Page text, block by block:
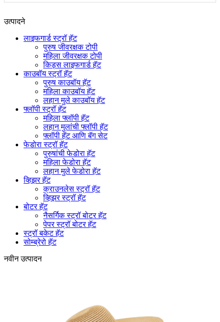
उत्पादने
लाइफगार्ड स्ट्रॉ हॅट
पुरुष जीवरक्षक टोपी
महिला जीवरक्षक टोपी
किड्स लाइफगार्ड हॅट
काउबॉय स्ट्रॉ हॅट
पुरुष काउबॉय हॅट
महिला काउबॉय हॅट
लहान मुले काउबॉय हॅट
फ्लॉपी स्ट्रॉ हॅट
महिला फ्लॉपी हॅट
लहान मुलांची फ्लॉपी हॅट
फ्लॉपी हॅट आणि बॅग सेट
फेडोरा स्ट्रॉ हॅट
पुरुषांची फेडोरा हॅट
महिला फेडोरा हॅट
लहान मुले फेडोरा हॅट
व्हिझर हॅट
क्राउनलेस स्ट्रॉ हॅट
व्हिझर स्ट्रॉ हॅट
बोटर हॅट
नैसर्गिक स्ट्रॉ बोटर हॅट
पेपर स्ट्रॉ बोटर हॅट
स्ट्रॉ बकेट हॅट
सोम्ब्रेरो हॅट
नवीन उत्पादन